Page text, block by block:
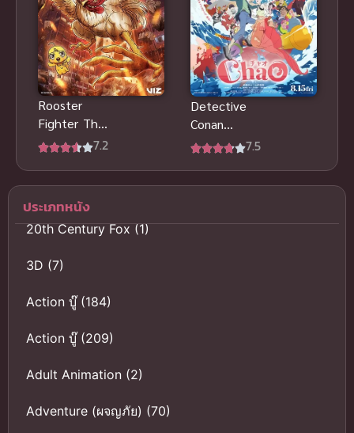
Rooster
Fighter The
Anime ยอดไก่
7.2
Detective
Conan
Episode
7.5
ประเภทหนัง
20th Century Fox(1)
3D (7)
Action บู๊(184)
Action บู๊(209)
Adult Animation (2)
Adventure (ผจญภัย) (70)